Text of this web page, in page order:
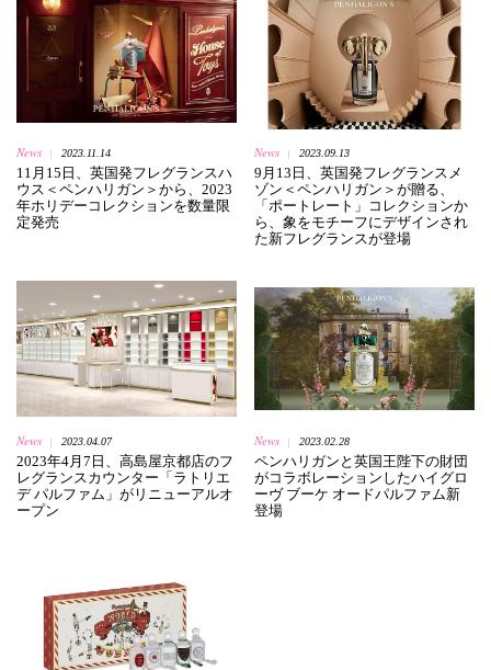
News 2023.11.14
11月15日、英国発フレグランスハ
ウス＜ペンハリガン＞から、2023
年ホリデーコレクションを数量限
定発売
News 2023.09.13
9月13日、英国発フレグランスメ
ゾン＜ペンハリガン＞が贈る、
「ポートレート」コレクションか
ら、象をモチーフにデザインされ
た新フレグランスが登場
News 2023.04.07
2023年4月7日、高島屋京都店のフ
レグランスカウンター「ラトリエ
デ パルファム」がリニューアルオ
ープン
News 2023.02.28
ペンハリガンと英国王陛下の財団
がコラボレーションしたハイグロ
ーヴ ブーケ オードパルファム新
登場